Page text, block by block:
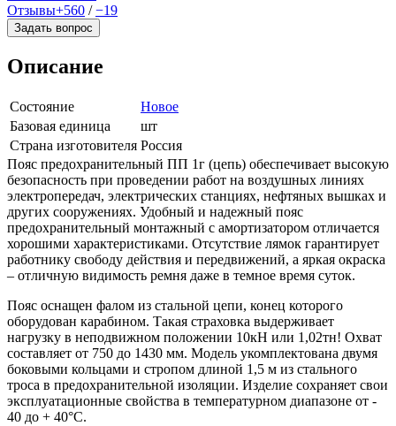
Отзывы+560 /−19
Задать вопрос
Описание
Состояние
Новое
Базовая единица
шт
Страна изготовителя Россия
Пояс предохранительный ПП 1г (цепь) обеспечивает высокую
безопасность при проведении работ на воздушных линиях
электропередач, электрических станциях, нефтяных вышках и
других сооружениях. Удобный и надежный пояс
предохранительный монтажный с амортизатором отличается
хорошими характеристиками. Отсутствие лямок гарантирует
работнику свободу действия и передвижений, а яркая окраска
– отличную видимость ремня даже в темное время суток.
Пояс оснащен фалом из стальной цепи, конец которого
оборудован карабином. Такая страховка выдерживает
нагрузку в неподвижном положении 10кН или 1,02тн! Охват
составляет от 750 до 1430 мм. Модель укомплектована двумя
боковыми кольцами и стропом длиной 1,5 м из стального
троса в предохранительной изоляции. Изделие сохраняет свои
эксплуатационные свойства в температурном диапазоне от -
40 до + 40°С.